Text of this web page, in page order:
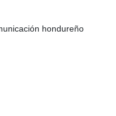
hondureño